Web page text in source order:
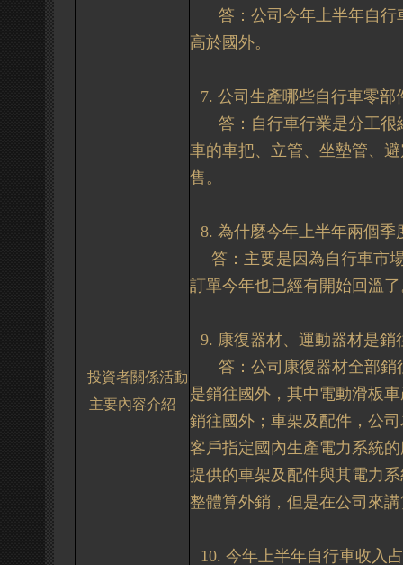
投資者關係活動
主要內容介紹
答：公司 今年上半年自行
高於國外。
7. 公司生產哪些自行車零部
答： 自行車行業是分工
車的車把、立管、坐墊管、
售。
8. 為什麼今年上半年兩個季
答：主要是因為自行車市
訂單今年也已經有開始回溫
9. 康復器材、運動器材是銷
答：公司 康復器材全部
是銷往國外，其中電動滑板
銷往國外；車架及配件，公
客戶指定國內生產電力系統
提供的車架及配件與其電力
整體算外銷，但是在公司來
10. 今年上半年自行車收入